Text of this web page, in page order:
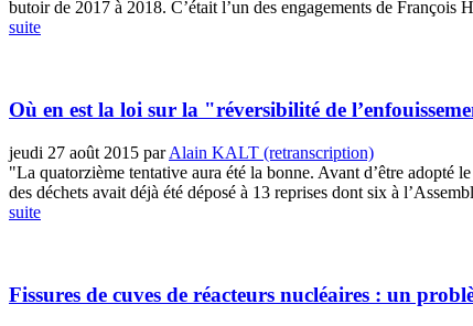
butoir de 2017 à 2018. C’était l’un des engagements de François
suite
Où en est la loi sur la "réversibilité de
jeudi 27 août 2015 parAlain KALT (retranscription)
"La quatorzième tentative aura été la bonne. Avant d’être adopté
des déchets avait déjà été déposé à 13 reprises dont six à
suite
Fissures de cuves de réacteurs nucléaires : un